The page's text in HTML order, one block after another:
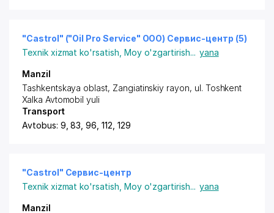
"Castrol" ("Oil Pro Service" ООО) Сервис-центр (5)
Texnik xizmat ko'rsatish Moy o'zgartirish... yana
Manzil
Tashkentskaya oblast, Zangiatinskiy rayon, ul. Toshkent
Xalka Avtomobil yuli
Transport
Avtobus: 9, 83, 96, 112, 129
"Castrol" Сервис-центр
Texnik xizmat ko'rsatish Moy o'zgartirish... yana
Manzil